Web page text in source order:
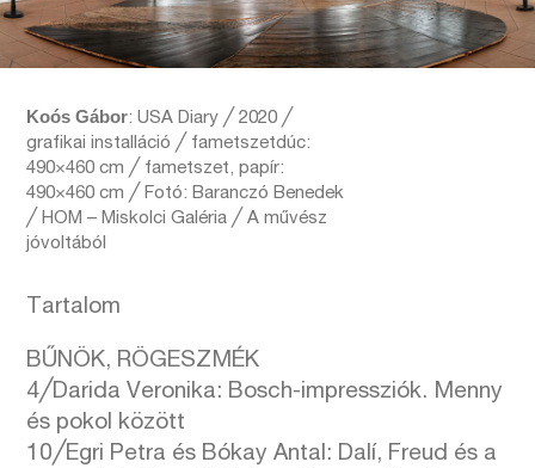
Koós Gábor: USA Diary ╱ 2020 ╱
grafikai installáció ╱ fametszetdúc:
490×460 cm ╱ fametszet, papír:
490×460 cm ╱ Fotó: Baranczó Benedek
╱ HOM – Miskolci Galéria ╱ A művész
jóvoltából
Tartalom
BŰNÖK, RÖGESZMÉK
4╱Darida Veronika: Bosch-impressziók. Menny
és pokol között
10╱Egri Petra és Bókay Antal: Dalí, Freud és a